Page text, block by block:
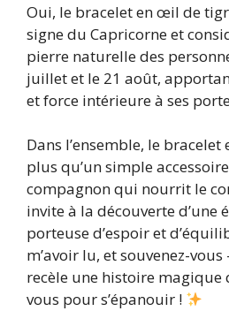
Oui, le bracelet en œil de
signe du Capricorne et
pierre naturelle des
juillet et le 21 août,
et force intérieure à ses
Dans l’ensemble, le
plus qu’un simple
compagnon qui nourrit le
invite à la découverte d’une
porteuse d’espoir et
m’avoir lu, et souvenez-
recèle une histoire magique
vous pour s’épanouir !